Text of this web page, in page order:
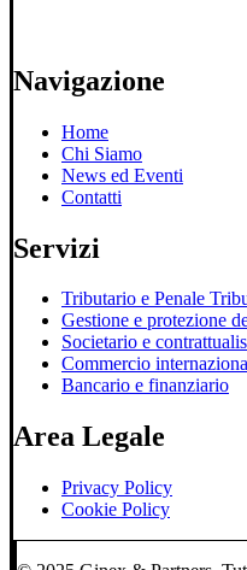
Navigazione
Home
Chi Siamo
News ed Eventi
Contatti
Servizi
Tributario e Penale
Gestione e protezione
Societario e
Commercio
Bancario e finanziario
Area Legale
Privacy Policy
Cookie Policy